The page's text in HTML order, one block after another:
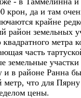
крон, да и там
крайне
район земельных
метра
часть
земельные
и в районе Ранна
метр, что для
цены.